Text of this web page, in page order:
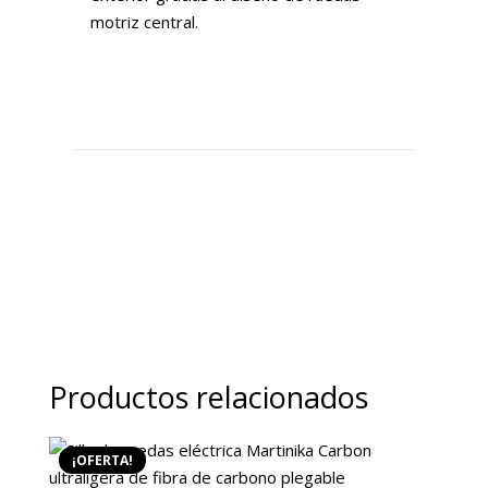
motriz central.
Productos relacionados
¡OFERTA!